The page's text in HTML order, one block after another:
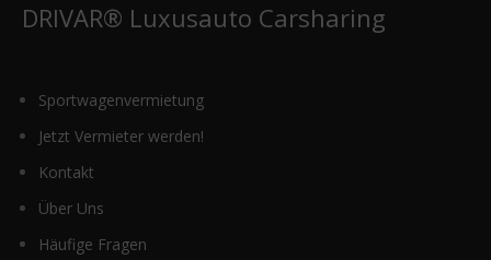
DRIVAR® Luxusauto Carsharing
Sportwagenvermietung
Jetzt Vermieter werden!
Kontakt
Über Uns
Häufige Fragen